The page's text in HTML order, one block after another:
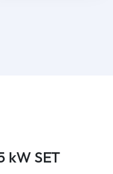
kW SET